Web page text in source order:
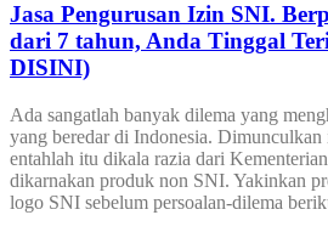
Jasa Pengurusan Izin SNI.
dari 7 tahun, Anda Tinggal
DISINI)
Ada sangatlah banyak dilema yang
yang beredar di Indonesia. Dimunculkan
entahlah itu dikala razia dari
dikarnakan produk non SNI. Yakinkan
logo SNI sebelum persoalan-dilema